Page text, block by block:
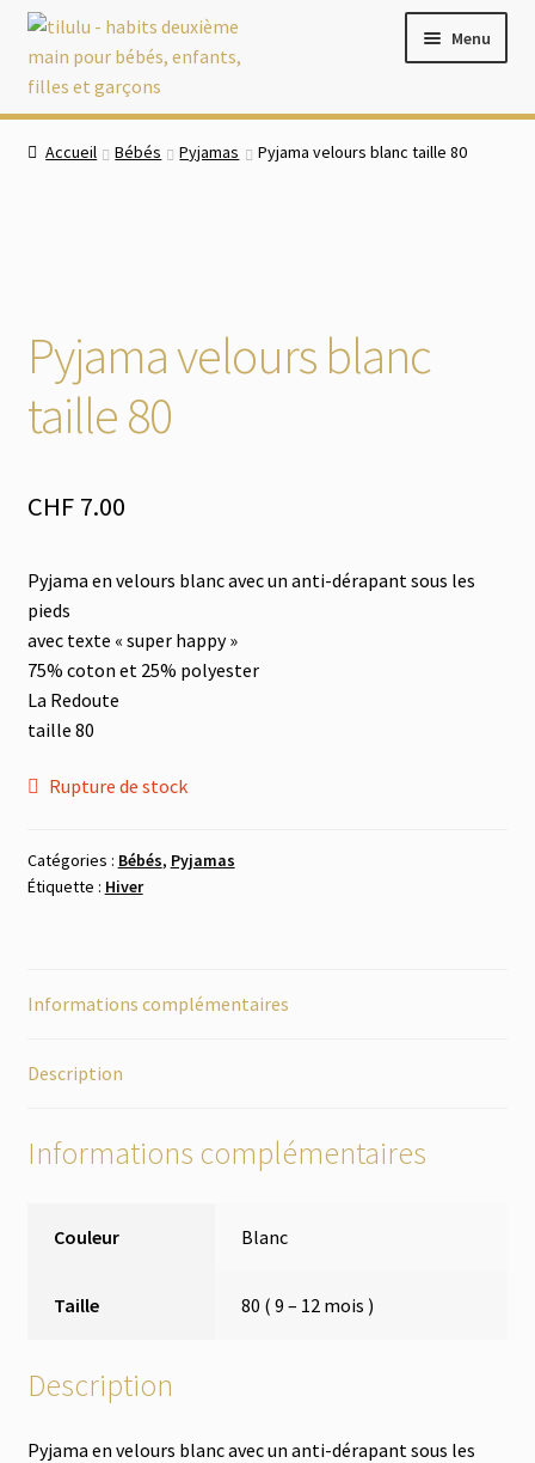
Aller
à
la
navigation
Aller
au
contenu
Menu
Garçons
Accessoires
Tout à 2.-
Les Imparfaits
Accueil Bébés Pyjamas Pyjama velours blanc taille 80
Pyjama velours blanc
taille 80
CHF7.00
Pyjama en velours blanc avec un anti-dérapant sous les
pieds
avec texte « super happy »
75% coton et 25% polyester
La Redoute
taille 80
Rupture de stock
Catégories : Bébés, Pyjamas
Étiquette : Hiver
Informations complémentaires
Description
Informations complémentaires
Couleur Blanc
Taille 80 ( 9 – 12 mois )
Description
Pyjama en velours blanc avec un anti-dérapant sous les